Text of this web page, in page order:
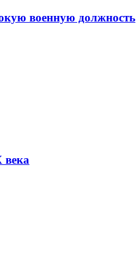
военную должность
века